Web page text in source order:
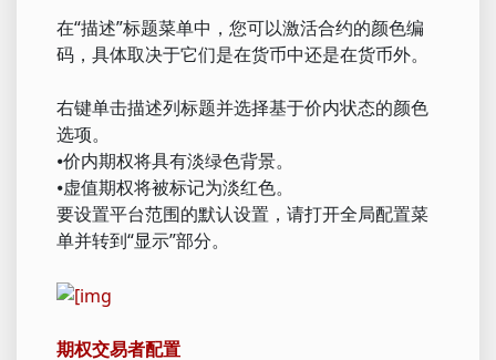
在“描述”标题菜单中，您可以激活合约的颜色编
码，具体取决于它们是在货币中还是在货币外。
右键单击描述列标题并选择基于价内状态的颜色
选项。
⦁价内期权将具有淡绿色背景。
⦁虚值期权将被标记为淡红色。
要设置平台范围的默认设置，请打开全局配置菜
单并转到“显示”部分。
期权交易者配置